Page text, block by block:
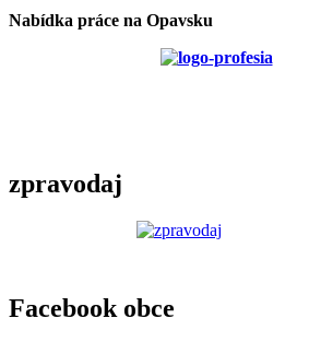
Nabídka práce na Opavsku
zpravodaj
Facebook obce